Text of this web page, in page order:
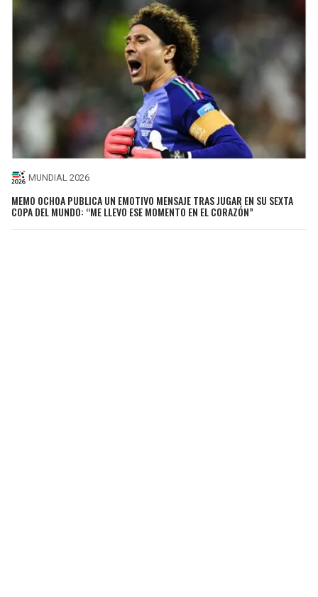
MUNDIAL 2026
MEMO OCHOA PUBLICA UN EMOTIVO MENSAJE TRAS JUGAR EN SU SEXTA
COPA DEL MUNDO: “ME LLEVO ESE MOMENTO EN EL CORAZÓN”